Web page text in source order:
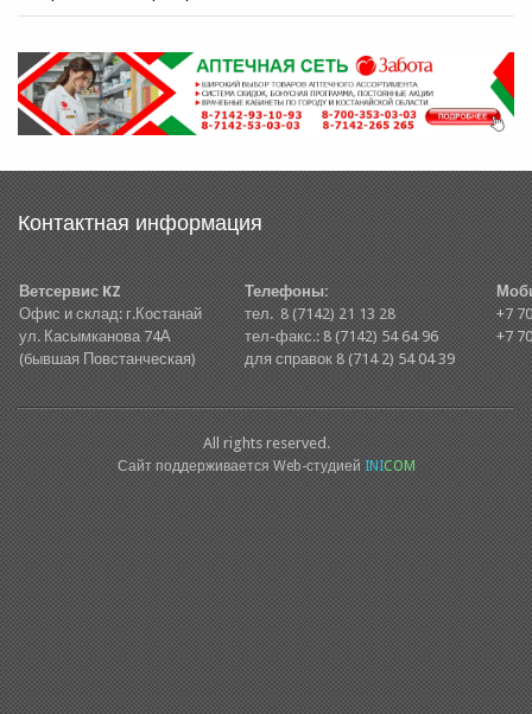
Контактная информация
Ветсервис KZ
Офис и склад: г.Костанай
ул. Касымканова 74А
(бывшая Повстанческая)
Телефоны:
тел. 8 (7142) 21 13 28
тел-факс.: 8 (7142) 54 64 96
для справок 8 (714 2) 54 04 39
+7
+7
All rights reserved.
Сайт поддерживается Web-студией INICOM